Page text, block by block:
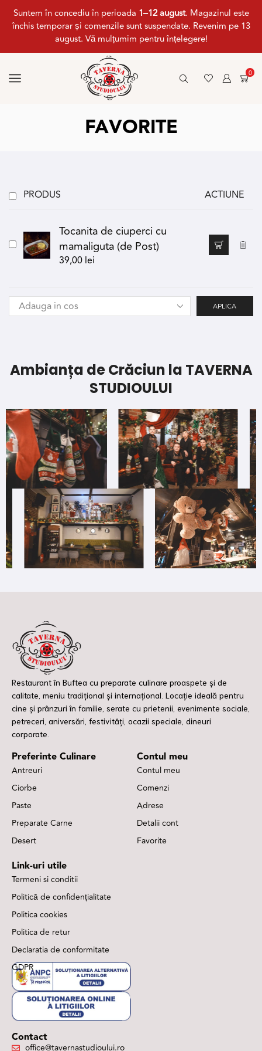
Suntem în concediu în perioada 1–12 august. Magazinul este
închis temporar și comenzile sunt suspendate. Revenim pe 13
august. Vă mulțumim pentru înțelegere!
0
FAVORITE
PRODUS ACTIUNE
Tocanita de ciuperci cu
mamaliguta (de Post)
39,00 lei
APLICA
Ambianța de Crăciun la TAVERNA
STUDIOULUI
Restaurant în Buftea cu preparate culinare proaspete și de
calitate, meniu tradițional și internațional. Locație ideală pentru
cine și prânzuri în familie, serate cu prietenii, evenimente sociale,
petreceri, aniversări, festivități, ocazii speciale, dineuri
corporate.
Preferinte Culinare
Antreuri
Ciorbe
Paste
Preparate Carne
Desert
Contul meu
Contul meu
Comenzi
Adrese
Detalii cont
Favorite
Link-uri utile
Termeni si conditii
Politică de confidențialitate
Politica cookies
Politica de retur
Declaratia de conformitate
GDPR
Contact
office@tavernastudioului.ro